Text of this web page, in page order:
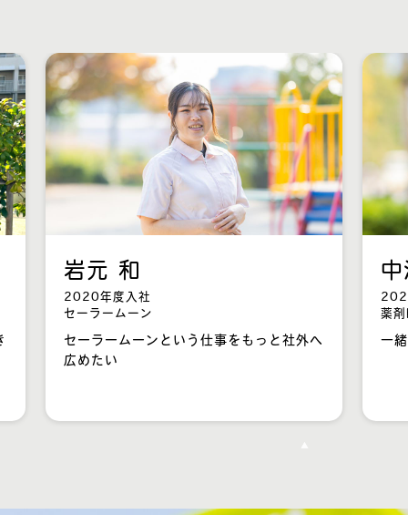
岩元 和
2020年度入社
セーラームーン
セーラームーンという仕事をもっと社外へ
広めたい
薬剤
一